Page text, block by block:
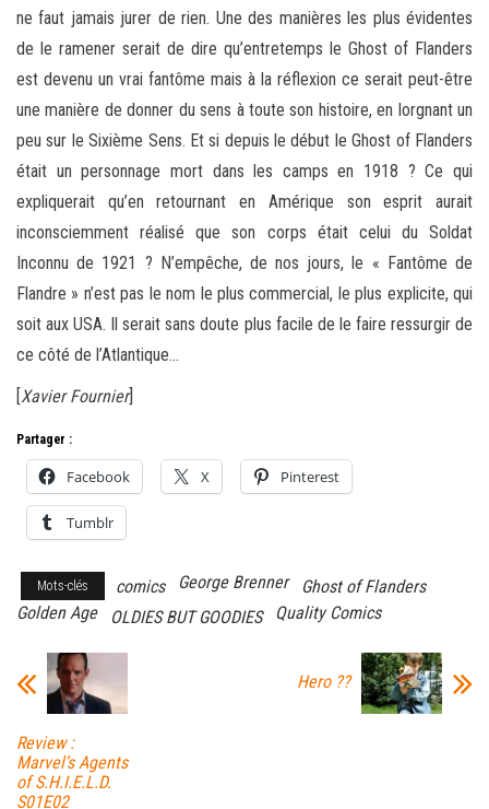
ne faut jamais jurer de rien. Une des manières les plus évidentes
de le ramener serait de dire qu’entretemps le Ghost of Flanders
est devenu un vrai fantôme mais à la réflexion ce serait peut-être
une manière de donner du sens à toute son histoire, en lorgnant un
peu sur le Sixième Sens. Et si depuis le début le Ghost of Flanders
était un personnage mort dans les camps en 1918 ? Ce qui
expliquerait qu’en retournant en Amérique son esprit aurait
inconsciemment réalisé que son corps était celui du Soldat
Inconnu de 1921 ? N’empêche, de nos jours, le « Fantôme de
Flandre » n’est pas le nom le plus commercial, le plus explicite, qui
soit aux USA. Il serait sans doute plus facile de le faire ressurgir de
ce côté de l’Atlantique…
Xavier Fournier]
Partager :
Facebook X Pinterest
Tumblr
Mots-clés comics George Brenner
Ghost of Flanders
Golden Age
OLDIES BUT GOODIES Quality Comics
Review :
Marvel’s Agents
of S.H.I.E.L.D.
S01E02
Hero ??